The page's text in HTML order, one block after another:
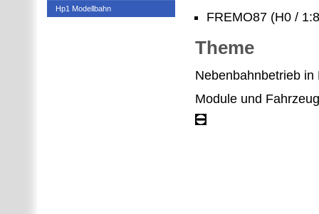
FREMO87 (H0 /
Theme
Nebenbahnbetrieb in
Module und
Hp1 Modellbahn